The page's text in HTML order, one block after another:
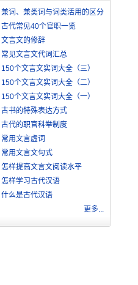
兼词、兼类词与词类活用的区分
古代常见40个官职一览
文言文的修辞
常见文言文代词汇总
150个文言文实词大全（三）
150个文言文实词大全（二）
150个文言文实词大全（一）
古书的特殊表达方式
古代的职官科举制度
常用文言虚词
常用文言文句式
怎样提高文言文阅读水平
怎样学习古代汉语
什么是古代汉语
更多...